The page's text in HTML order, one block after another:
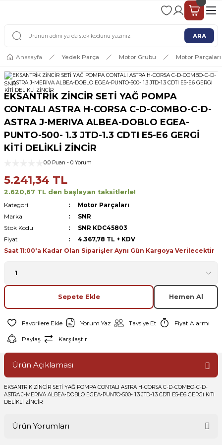
2 - 4 İŞ GÜNÜ İÇERİSİNDE KARGO
ARA
Anasayfa Yedek Parça Motor Grubu Motor Parçaları
SNR
EKSANTRİK ZİNCİR SETİ YAĞ POMPA
CONTALI ASTRA H-CORSA C-D-COMBO-C-D-
ASTRA J-MERIVA ALBEA-DOBLO EGEA-
PUNTO-500- 1.3 JTD-1.3 CDTI E5-E6 GERGİ
KİTİ DELİKLİ ZİNCİR
0.0 Puan - 0 Yorum
5.241,34 TL
2.620,67 TL den başlayan taksitlerle!
Kategori
Motor Parçaları
Marka
SNR
Stok Kodu
SNR KDC45803
Fiyat
4.367,78 TL + KDV
Saat 11:00'a Kadar Olan Siparişler Aynı Gün Kargoya Verilecektir
Sepete Ekle Hemen Al
Yorum Yaz Tavsiye Et Fiyat Alarmı
Paylaş Karşılaştır
Ürün Açıklaması
EKSANTRİK ZİNCİR SETİ YAĞ POMPA CONTALI ASTRA H-CORSA C-D-COMBO-C-D-
ASTRA J-MERIVA ALBEA-DOBLO EGEA-PUNTO-500- 1.3 JTD-1.3 CDTI E5-E6 GERGİ KİTİ
DELİKLİ ZİNCİR
Ürün Yorumları